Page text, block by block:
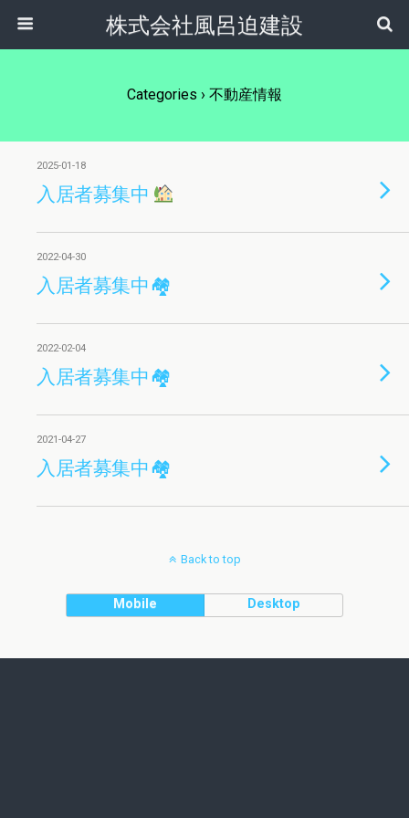
株式会社風呂迫建設
Categories › 不動産情報
2025-01-18
入居者募集中
2022-04-30
入居者募集中🏘
2022-02-04
入居者募集中🏘
2021-04-27
入居者募集中🏘
Back to top
Mobile Desktop